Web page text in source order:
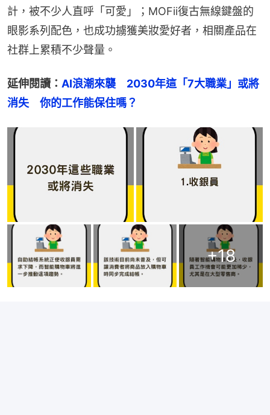
計，被不少人直呼「可愛」；MOFii復古無線鍵盤的
眼影系列配色，也成功擄獲美妝愛好者，相關產品在
社群上累積不少聲量。
延伸閱讀： AI浪潮來襲　2030年這「7大職業」或將
消失　你的工作能保住嗎？
+18